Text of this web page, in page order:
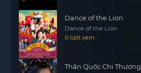
Dance of the Lion
Dance of the Lion
0 lượt xem
Thần Quốc Chi Thượng